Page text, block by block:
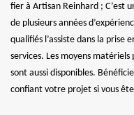
fier à Artisan Reinhard ; C’est
de plusieurs années
qualifiés l’assiste dans la prise
services. Les moyens
sont aussi disponibles.
confiant votre projet si vous